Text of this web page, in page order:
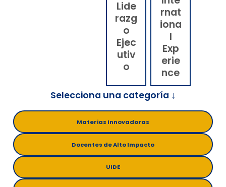
Lide
razg
o
Ejec
utiv
o
rnat
iona
l
Exp
erie
nce
Materias Innovadoras
Docentes de Alto Impacto
UIDE